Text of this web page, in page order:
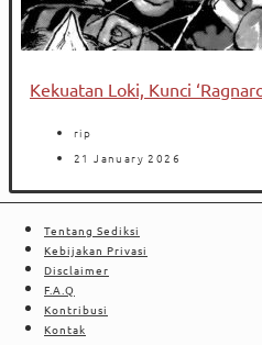
Kekuatan Loki, Kunci
rip
21 January 2026
Tentang Sediksi
Kebijakan Privasi
Disclaimer
F.A.Q
Kontribusi
Kontak